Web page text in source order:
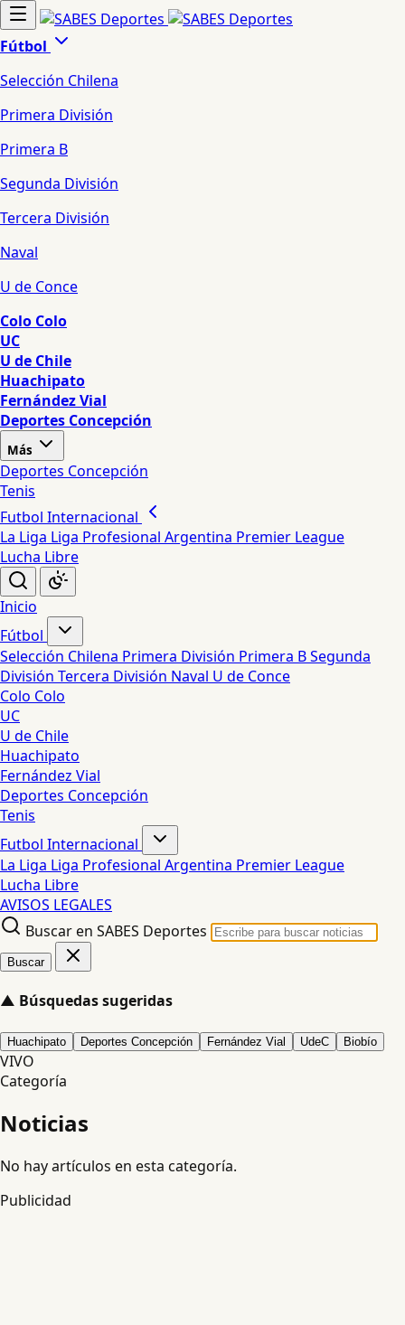
Fútbol
Selección Chilena
Primera División
Primera B
Segunda División
Tercera División
Naval
U de Conce
Colo Colo
UC
U de Chile
Huachipato
Fernández Vial
Deportes Concepción
Más
Deportes Concepción
Tenis
Futbol Internacional
La Liga Liga Profesional Argentina Premier League
Lucha Libre
Inicio
Fútbol
Selección Chilena Primera División Primera BSegunda
División Tercera División Naval U de Conce
Colo Colo
UC
U de Chile
Huachipato
Fernández Vial
Deportes Concepción
Tenis
Futbol Internacional
La Liga Liga Profesional Argentina Premier League
Lucha Libre
AVISOS LEGALES
Buscar en SABES Deportes
Buscar
▲ Búsquedas sugeridas
Huachipato Deportes Concepción Fernández Vial UdeC Biobío
VIVO
Categoría
Noticias
No hay artículos en esta categoría.
Publicidad